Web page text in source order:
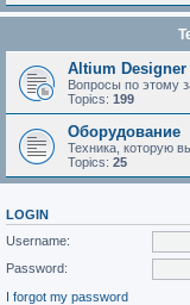
Altium Designer
Вопросы по этому
Topics: 199
Оборудование
Техника, которую
Topics: 25
LOGIN
Username:
Password:
I forgot my password